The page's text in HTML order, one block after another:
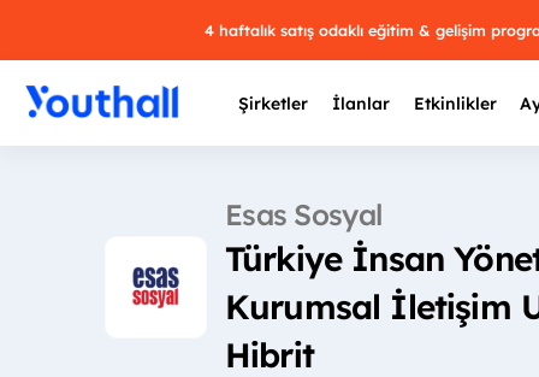
4 haftalık satış odaklı eğitim & gelişim
Şirketler İlanlar Etkinlikler
Esas Sosyal
Türkiye İnsan
Kurumsal İletişim
Hibrit